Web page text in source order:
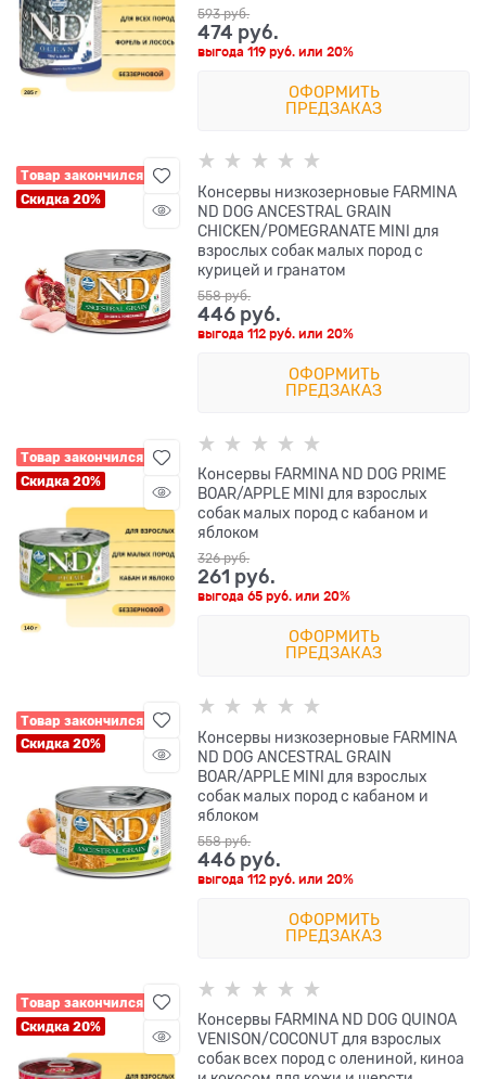
593 руб.
474 руб.
выгода119 руб. или20%
ОФОРМИТЬ
ПРЕДЗАКАЗ
Товар закончился
Скидка 20%
Консервы низкозерновые FARMINA
ND DOG ANCESTRAL GRAIN
CHICKEN/POMEGRANATE MINI для
взрослых собак малых пород с
курицей и гранатом
558 руб.
446 руб.
выгода112 руб. или20%
ОФОРМИТЬ
ПРЕДЗАКАЗ
Товар закончился
Скидка 20%
Консервы FARMINA ND DOG PRIME
BOAR/APPLE MINI для взрослых
собак малых пород с кабаном и
яблоком
326 руб.
261 руб.
выгода65 руб. или20%
ОФОРМИТЬ
ПРЕДЗАКАЗ
Товар закончился
Скидка 20%
Консервы низкозерновые FARMINA
ND DOG ANCESTRAL GRAIN
BOAR/APPLE MINI для взрослых
собак малых пород с кабаном и
яблоком
558 руб.
446 руб.
выгода112 руб. или20%
ОФОРМИТЬ
ПРЕДЗАКАЗ
Товар закончился
Скидка 20%
Консервы FARMINA ND DOG QUINOA
VENISON/COCONUT для взрослых
собак всех пород с олениной, киноа